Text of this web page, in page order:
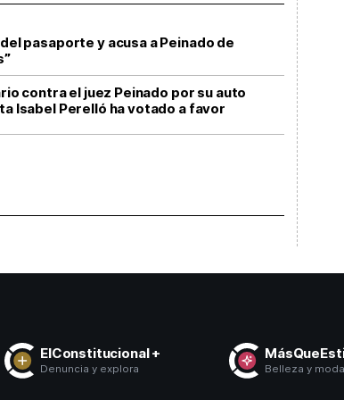
pasaporte y acusa a Peinado de
contra el juez Peinado por su auto
Isabel Perelló ha votado a favor
ElConstitucional +
Denuncia y explora Belleza y moda